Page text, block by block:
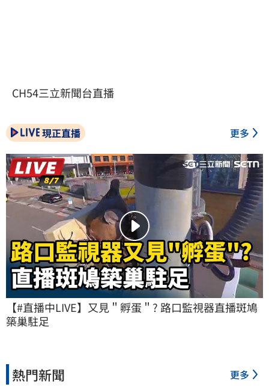
CH54三立新聞台直播
現正直播 更多
【#直播中LIVE】又見＂孵蛋＂? 路口監視器直播斑鳩
築巢駐足
熱門新聞 更多